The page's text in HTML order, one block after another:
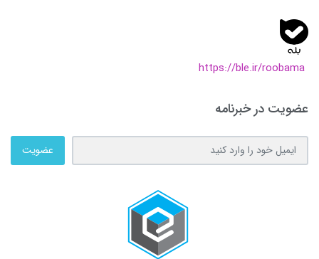
https://ble.ir/roobama
عضویت در خبرنامه
عضویت